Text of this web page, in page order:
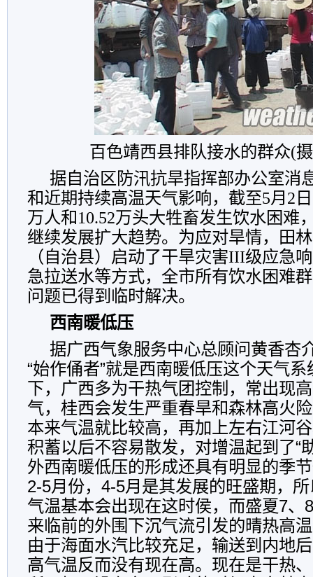
百色靖西县排队接水的群众(
据自治区防汛抗旱指挥部办公室消
和近期持续高温天气影响，截至5月2
万人和10.52万头大牲畜发生饮水困难
继续发展扩大趋势。为应对旱情，田
（自治县）启动了干旱灾害III级应急
急拉送水等方式，全市所有饮水困难
问题已得到临时解决。
西南暖低压
据广西气象服务中心总顾问黄香杏
“始作俑者”就是西南暖低压这个天气
下，广西多为干热气团控制，常出现
气，桂西会发生严重春旱和森林高火
本来气温就比较高，再加上左右江河
积蓄以后不容易散发，对增温起到了“
外西南暖低压的形成还具有明显的季
2-5月份，4-5月是其发展的旺盛期，
气温基本会出现在这时侯，而盛夏7、
来临前的外围下沉气流引发的晴热高
由于海面水汽比较充足，输送到内地
高气温反而没有现在高。现在是干热